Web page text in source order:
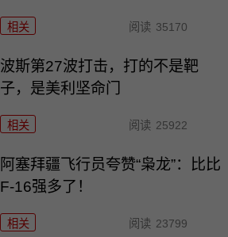
相关 阅读 35170
波斯第27波打击，打的不是靶
子，是美利坚命门
相关 阅读 25922
阿塞拜疆飞行员夸赞“枭龙”：比比
F-16强多了！
相关 阅读 23799